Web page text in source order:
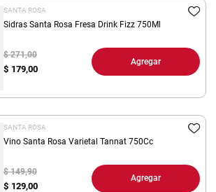
SANTA ROSA
Sidras Santa Rosa Fresa Drink Fizz 750Ml
$ 179,00
$ 271,00
Agregar
SANTA ROSA
Vino Santa Rosa Varietal Tannat 750Cc
$ 129,00
$ 149,90
Agregar